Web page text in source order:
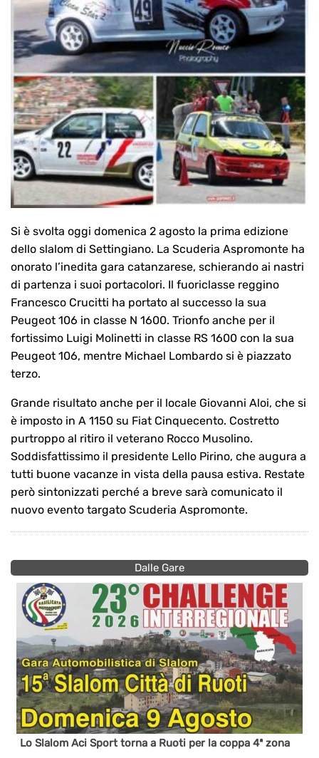
Si è svolta oggi domenica 2 agosto la prima edizione
dello slalom di Settingiano. La Scuderia Aspromonte ha
onorato l’inedita gara catanzarese, schierando ai nastri
di partenza i suoi portacolori. Il fuoriclasse reggino
Francesco Crucitti ha portato al successo la sua
Peugeot 106 in classe N 1600. Trionfo anche per il
fortissimo Luigi Molinetti in classe RS 1600 con la sua
Peugeot 106, mentre Michael Lombardo si è piazzato
terzo.
Grande risultato anche per il locale Giovanni Aloi, che si
è imposto in A 1150 su Fiat Cinquecento. Costretto
purtroppo al ritiro il veterano Rocco Musolino.
Soddisfattissimo il presidente Lello Pirino, che augura a
tutti buone vacanze in vista della pausa estiva. Restate
però sintonizzati perché a breve sarà comunicato il
nuovo evento targato Scuderia Aspromonte.
Dalle Gare
Lo Slalom Aci Sport torna a Ruoti per la coppa 4ª zona